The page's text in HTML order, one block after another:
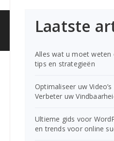
Laatste
Alles wat u moet weten
tips en strategieën
Optimaliseer uw
Verbeter uw
Ultieme gids voor
en trends voor online